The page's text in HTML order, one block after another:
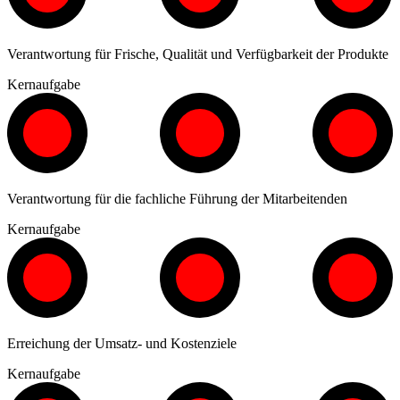
Verantwortung für Frische, Qualität und Verfügbarkeit der Produkte
Kernaufgabe
Verantwortung für die fachliche Führung der Mitarbeitenden
Kernaufgabe
Erreichung der Umsatz- und Kostenziele
Kernaufgabe